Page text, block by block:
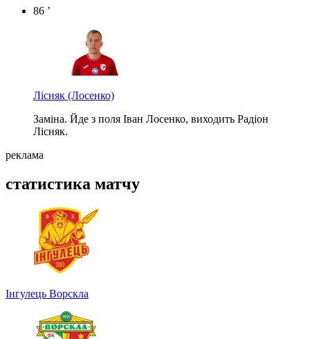
86 ’
Лісняк (Лосенко)
Заміна. Йде з поля Іван Лосенко, виходить Радіон
Лісняк.
реклама
статистика матчу
Інгулець Ворскла